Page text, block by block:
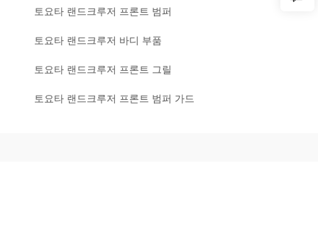
토요타 랜드크루저 프론트 범퍼
토요타 랜드크루저 바디 부품
토요타 랜드크루저 프론트 그릴
토요타 랜드크루저 프론트 범퍼 가드